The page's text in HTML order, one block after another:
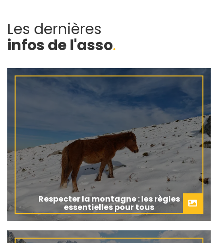
Les dernières
infos de l'asso.
Respecter la montagne : les règles
essentielles pour tous